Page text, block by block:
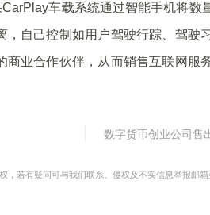
车载系统通过智能手机将数
自己控制如用户驾驶行踪、驾驶
业合作伙伴，从而销售互联网服
数字货币创业公司售
，若有疑问可与我们联系。侵权及不实信息举报邮